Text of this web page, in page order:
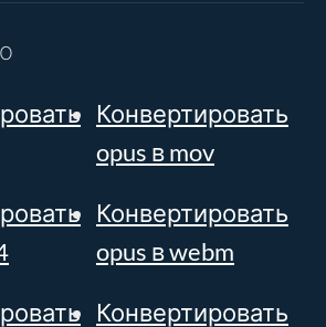
Конвертировать
opus в mov
Конвертировать
opus в webm
Конвертировать